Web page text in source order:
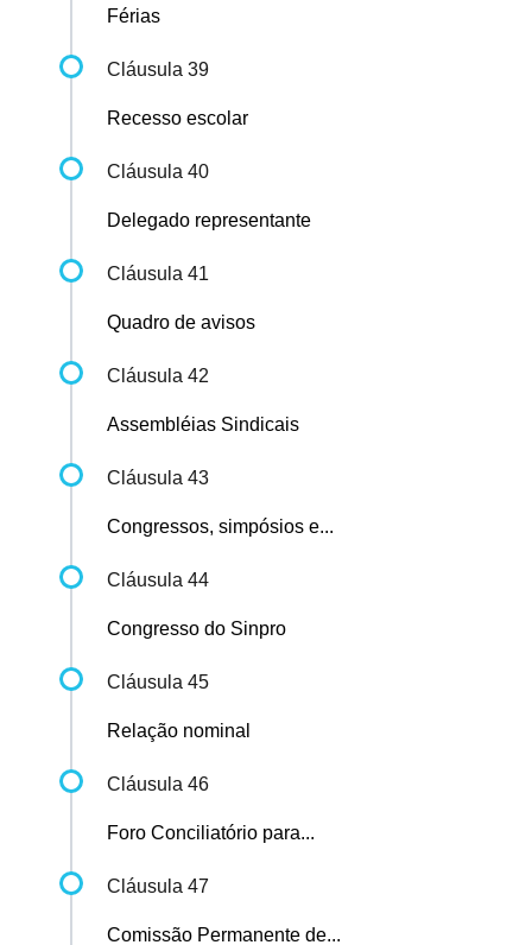
Férias
Cláusula 39
Recesso escolar
Cláusula 40
Delegado representante
Cláusula 41
Quadro de avisos
Cláusula 42
Assembléias Sindicais
Cláusula 43
Congressos, simpósios e...
Cláusula 44
Congresso do Sinpro
Cláusula 45
Relação nominal
Cláusula 46
Foro Conciliatório para...
Cláusula 47
Comissão Permanente de...